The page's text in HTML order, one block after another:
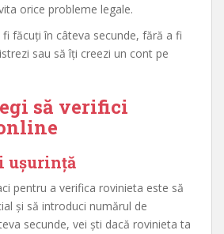
orice probleme legale.
făcuți în câteva secunde, fără a fi
sau să îți creezi un cont pe
să verifici
ușurință
pentru a verifica rovinieta este să
și să introduci numărul de
secunde, vei ști dacă rovinieta ta